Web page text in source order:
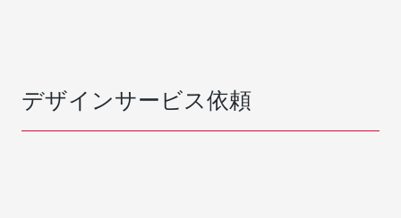
デザインサービス依頼